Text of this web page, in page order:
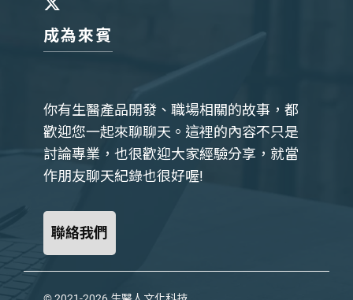
成為來賓
你有生醫產品開發、職場相關的故事，都
歡迎您一起來聊聊天。這裡的內容不只是
討論專業，也很歡迎大家經驗分享，就當
作朋友聊天紀錄也很好喔!
聯絡我們